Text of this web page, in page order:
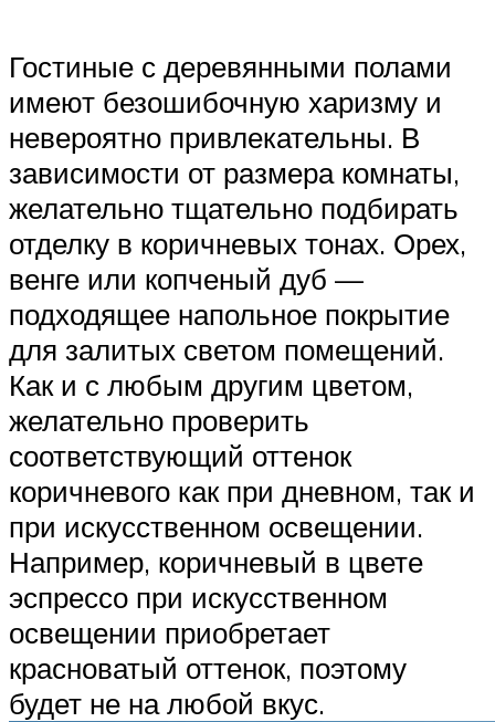
Гостиные с деревянными полами
имеют безошибочную харизму и
невероятно привлекательны. В
зависимости от размера комнаты,
желательно тщательно подбирать
отделку в коричневых тонах. Орех,
венге или копченый дуб —
подходящее напольное покрытие
для залитых светом помещений.
Как и с любым другим цветом,
желательно проверить
соответствующий оттенок
коричневого как при дневном, так и
при искусственном освещении.
Например, коричневый в цвете
эспрессо при искусственном
освещении приобретает
красноватый оттенок, поэтому
будет не на любой вкус.